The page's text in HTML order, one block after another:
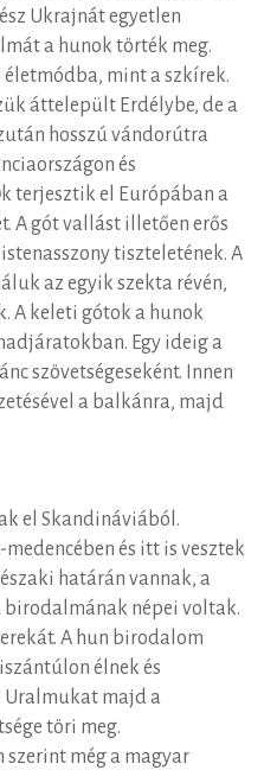
Ukrajnát egyetlen
a hunok törték meg.
mint a szkírek.
áttelepült Erdélybe, de a
hosszú vándorútra
és
terjesztik el Európában a
A gót vallást illetően erős
tiszteletének. A
az egyik szekta révén,
A keleti gótok a hunok
Egy ideig a
szövetségeseként. Innen
a balkánra, majd
el Skandináviából.
és itt is vesztek
határán vannak, a
népei voltak.
A hun birodalom
élnek és
Uralmukat majd a
töri meg.
még a magyar